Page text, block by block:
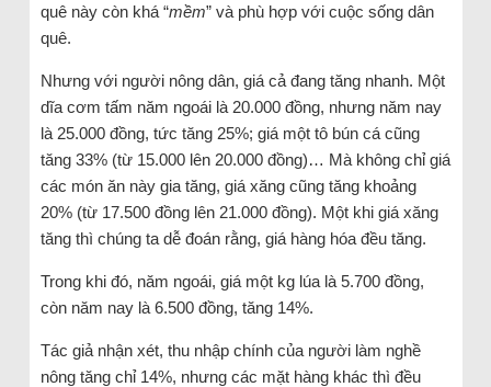
quê này còn khá “mềm” và phù hợp với cuộc sống dân
quê.
Nhưng với người nông dân, giá cả đang tăng nhanh. Một
dĩa cơm tấm năm ngoái là 20.000 đồng, nhưng năm nay
là 25.000 đồng, tức tăng 25%; giá một tô bún cá cũng
tăng 33% (từ 15.000 lên 20.000 đồng)… Mà không chỉ giá
các món ăn này gia tăng, giá xăng cũng tăng khoảng
20% (từ 17.500 đồng lên 21.000 đồng). Một khi giá xăng
tăng thì chúng ta dễ đoán rằng, giá hàng hóa đều tăng.
Trong khi đó, năm ngoái, giá một kg lúa là 5.700 đồng,
còn năm nay là 6.500 đồng, tăng 14%.
Tác giả nhận xét, thu nhập chính của người làm nghề
nông tăng chỉ 14%, nhưng các mặt hàng khác thì đều